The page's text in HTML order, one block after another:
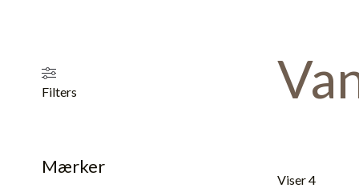
Filters
Mærker
Viser 4